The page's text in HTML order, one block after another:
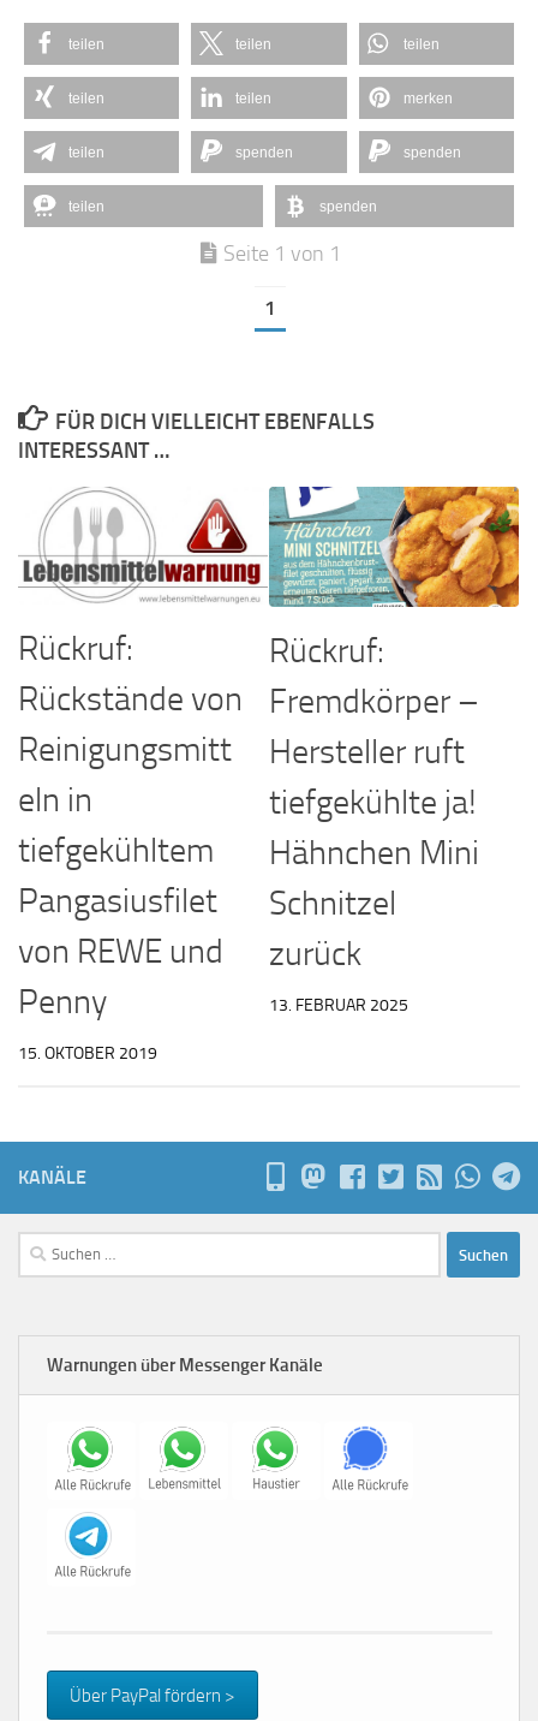
teilen teilen teilen
teilen teilen merken
teilen spenden spenden
teilen spenden
Seite 1 von 1
1
FÜR DICH VIELLEICHT EBENFALLS
INTERESSANT …
Rückruf:
Rückstände von
Reinigungsmitt
eln in
tiefgekühltem
Pangasiusfilet
von REWE und
Penny
15. OKTOBER 2019
Rückruf:
Fremdkörper –
Hersteller ruft
tiefgekühlte ja!
Hähnchen Mini
Schnitzel
zurück
13. FEBRUAR 2025
KANÄLE
Suchen
nach:
Warnungen über Messenger Kanäle
Über PayPal fördern >